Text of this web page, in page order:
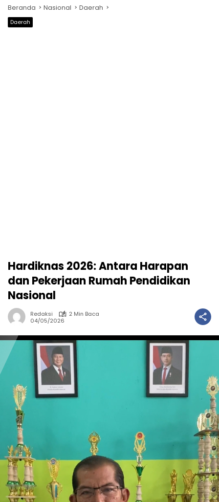
Beranda Nasional Daerah
Daerah
Hardiknas 2026: Antara Harapan
dan Pekerjaan Rumah Pendidikan
Nasional
Redaksi
2 Min Baca
04/05/2026